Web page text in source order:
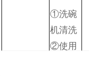
①洗碗
机清洗
②使用